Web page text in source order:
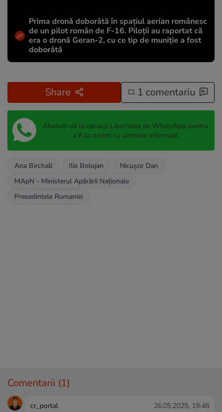
Prima dronă doborâtă în spațiul aerian românesc
de un pilot român de F-16. Piloții au raportat că
era o dronă Geran-2, cu ce tip de muniție a fost
doborâtă
Share 1 comentariu
Abonați-vă la canalul Libertatea de WhatsApp pentru
a fi la curent cu ultimele informații
Ana Birchall Ilie Bolojan
Nicușor Dan
MApN - Ministerul Apărării Naționale
Presedintele Romaniei
Comentarii (1)
cr_portal 26.05.2025, 19:48